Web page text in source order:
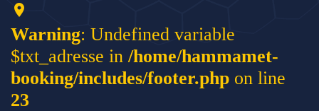
location_on
Warning: Undefined variable
$txt_adresse in /home/hammamet-
booking/includes/footer.php on line
23